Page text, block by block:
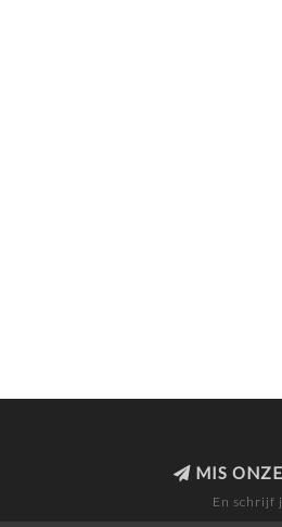
MIS
En schrijf